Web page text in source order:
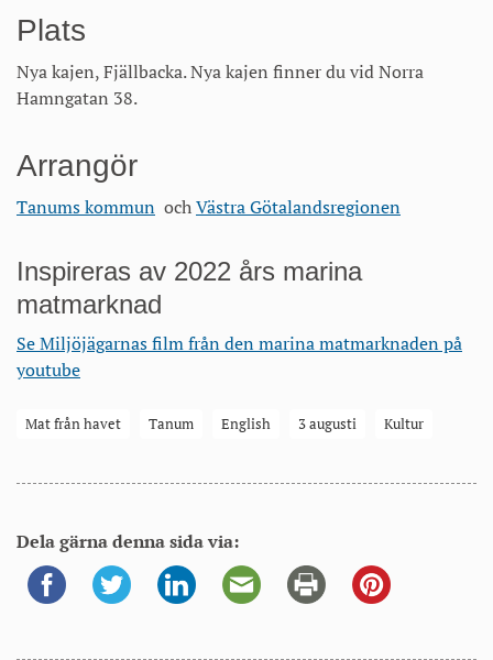
Plats
Nya kajen, Fjällbacka. Nya kajen finner du vid Norra
Hamngatan 38.
Arrangör
Tanums kommun ochVästra Götalandsregionen
Inspireras av 2022 års marina
matmarknad
Se Miljöjägarnas film från den marina matmarknaden på
youtube
Mat från havet Tanum English 3 augusti Kultur
Dela gärna denna sida via: